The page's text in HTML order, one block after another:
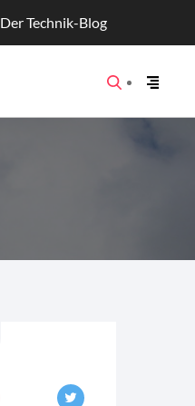
Der Technik-Blog